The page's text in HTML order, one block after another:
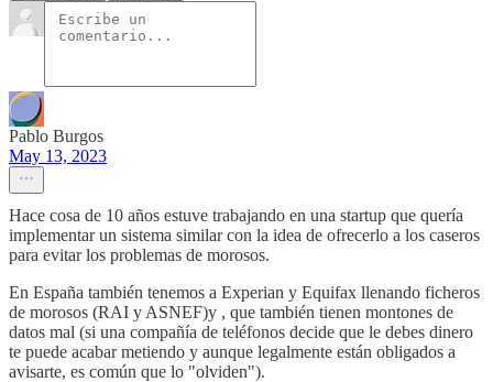
Pablo Burgos
May 13, 2023
Hace cosa de 10 años estuve trabajando en una startup que quería
implementar un sistema similar con la idea de ofrecerlo a los caseros
para evitar los problemas de morosos.
En España también tenemos a Experian y Equifax llenando ficheros
de morosos (RAI y ASNEF)y , que también tienen montones de
datos mal (si una compañía de teléfonos decide que le debes dinero
te puede acabar metiendo y aunque legalmente están obligados a
avisarte, es común que lo "olviden").